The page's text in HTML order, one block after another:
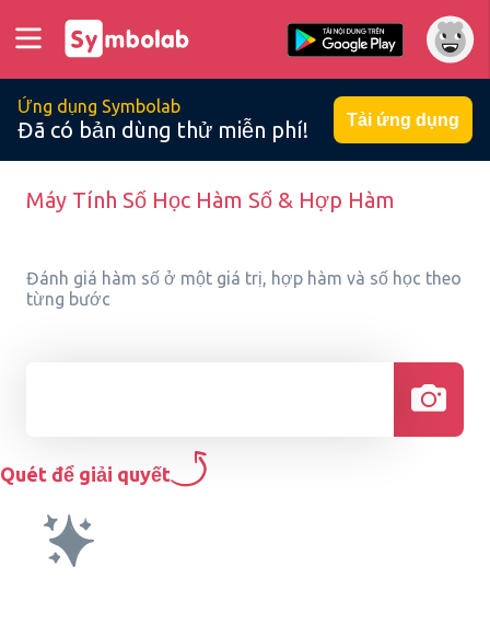
Ứng dụng Symbolab
Đã có bản dùng thử miễn phí! Tải ứng dụng
Máy Tính Số Học Hàm Số & Hợp Hàm
Đánh giá hàm số ở một giá trị, hợp hàm và số học theo
từng bước
Quét để giải quyết